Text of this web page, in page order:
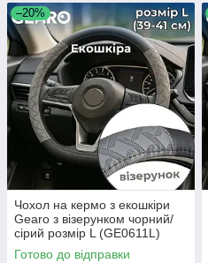
–20%
Чохол на кермо з екошкіри
Gearo з візерунком чорний/
сірий розмір L (GE0611L)
Готово до відправки